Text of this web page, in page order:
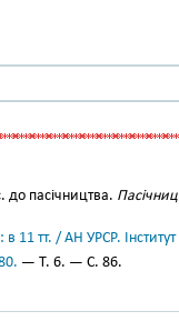
до пасічництва.
в 11 тт. / АН УРСР.
— Т. 6. — С. 86.